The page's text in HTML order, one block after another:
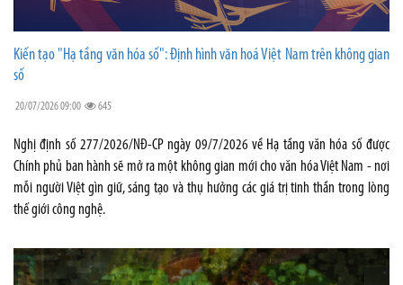
Kiến tạo "Hạ tầng văn hóa số": Định hình văn hoá Việt Nam trên không gian
số
20/07/2026 09:00 645
Nghị định số 277/2026/NĐ-CP ngày 09/7/2026 về Hạ tầng văn hóa số được
Chính phủ ban hành sẽ mở ra một không gian mới cho văn hóa Việt Nam - nơi
mỗi người Việt gìn giữ, sáng tạo và thụ hưởng các giá trị tinh thần trong lòng
thế giới công nghệ.